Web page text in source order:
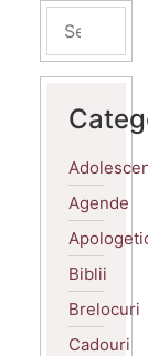
Agende
Biblii
Brelocuri
Cadouri